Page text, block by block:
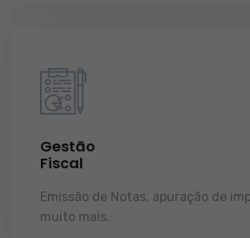
Gestão
Fiscal
Emissão de Notas, apuração de
muito mais.